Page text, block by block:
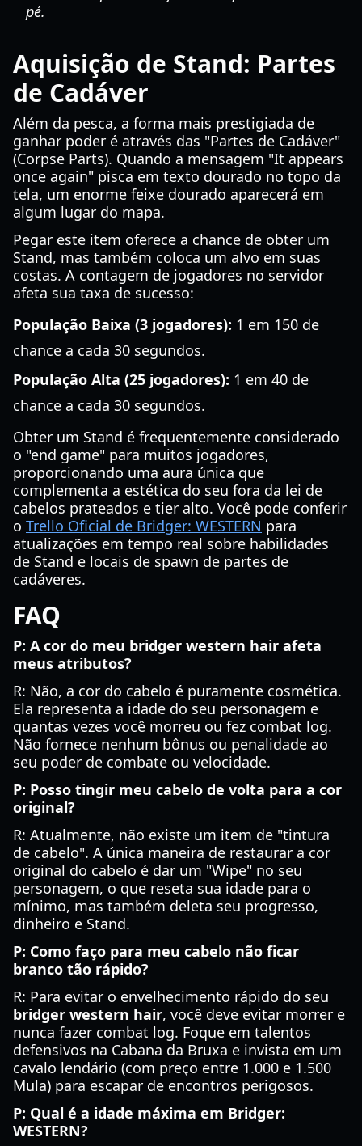
pé.
Aquisição de Stand: Partes
de Cadáver
Além da pesca, a forma mais prestigiada de
ganhar poder é através das "Partes de Cadáver"
(Corpse Parts). Quando a mensagem "It appears
once again" pisca em texto dourado no topo da
tela, um enorme feixe dourado aparecerá em
algum lugar do mapa.
Pegar este item oferece a chance de obter um
Stand, mas também coloca um alvo em suas
costas. A contagem de jogadores no servidor
afeta sua taxa de sucesso:
População Baixa (3 jogadores): 1 em 150 de
chance a cada 30 segundos.
População Alta (25 jogadores): 1 em 40 de
chance a cada 30 segundos.
Obter um Stand é frequentemente considerado
o "end game" para muitos jogadores,
proporcionando uma aura única que
complementa a estética do seu fora da lei de
cabelos prateados e tier alto. Você pode conferir
o Trello Oficial de Bridger: WESTERN para
atualizações em tempo real sobre habilidades
de Stand e locais de spawn de partes de
cadáveres.
FAQ
P: A cor do meu bridger western hair afeta
meus atributos?
R: Não, a cor do cabelo é puramente cosmética.
Ela representa a idade do seu personagem e
quantas vezes você morreu ou fez combat log.
Não fornece nenhum bônus ou penalidade ao
seu poder de combate ou velocidade.
P: Posso tingir meu cabelo de volta para a cor
original?
R: Atualmente, não existe um item de "tintura
de cabelo". A única maneira de restaurar a cor
original do cabelo é dar um "Wipe" no seu
personagem, o que reseta sua idade para o
mínimo, mas também deleta seu progresso,
dinheiro e Stand.
P: Como faço para meu cabelo não ficar
branco tão rápido?
R: Para evitar o envelhecimento rápido do seu
bridger western hair, você deve evitar morrer e
nunca fazer combat log. Foque em talentos
defensivos na Cabana da Bruxa e invista em um
cavalo lendário (com preço entre 1.000 e 1.500
Mula) para escapar de encontros perigosos.
P: Qual é a idade máxima em Bridger:
WESTERN?